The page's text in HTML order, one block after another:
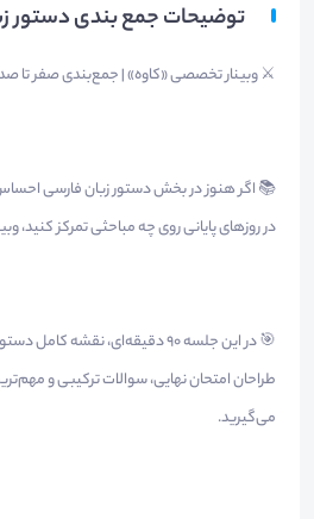
توضیحات جمع بندی دستور
⚔️ وبینار تخصصی «کاوه» | جمع‌بندی صفر تا
📚 اگر هنوز در بخش دستور زبان فارسی
در روزهای پایانی روی چه مباحثی تمرکز کنید،
🎯 در این جلسه ۹۰ دقیقه‌ای، نقشه
طراحان امتحان نهایی، سوالات ترکیبی و
می‌گیرید.